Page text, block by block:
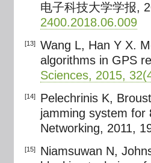
电子科技大学学报,
2400.2018.06.009
[13]
Wang L, Han Y X.
algorithms in GPS
Sciences, 2015,
[14]
Pelechrinis K,
jamming system for
Networking, 2011,
[15]
Niamsuwan N,